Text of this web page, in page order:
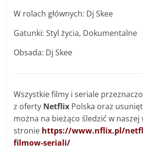
W rolach głównych: Dj Skee
Gatunki: Styl życia, Dokumentalne
Obsada: Dj Skee
Wszystkie filmy i seriale
z oferty Netflix Polska oraz
można na bieżąco śledzić w naszej
stronie https://www.nflix.pl/
filmow-seriali/